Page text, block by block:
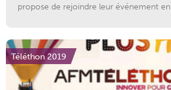
propose de rejoindre leur événement en...
Téléthon 2019